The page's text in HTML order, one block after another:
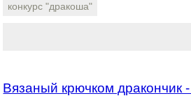
конкурс "дракоша"
Вязаный крючком дракончик